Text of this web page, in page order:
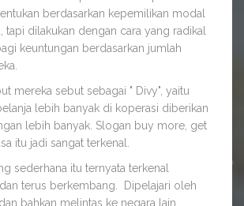
berdasarkan kepemilikan modal
tapi dilakukan dengan cara yang radikal
keuntungan berdasarkan jumlah
mereka sebut sebagai " Divy", yaitu
lebih banyak di koperasi diberikan
lebih banyak. Slogan buy more, get
itu jadi sangat terkenal.
sederhana itu ternyata terkenal
terus berkembang. Dipelajari oleh
bahkan melintas ke negara lain.